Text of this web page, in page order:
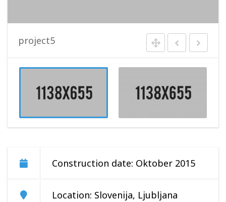
project5
Construction date: Oktober 2015
Location: Slovenija, Ljubljana